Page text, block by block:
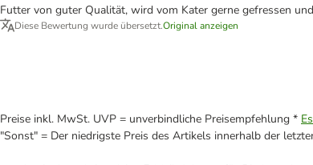
Futter von guter Qualität, wird vom Kater gerne gefressen
Diese Bewertung wurde übersetzt.Original anzeigen
Preise inkl. MwSt. UVP = unverbindliche Preisempfehlung *
"Sonst" = Der niedrigste Preis des Artikels innerhalb der